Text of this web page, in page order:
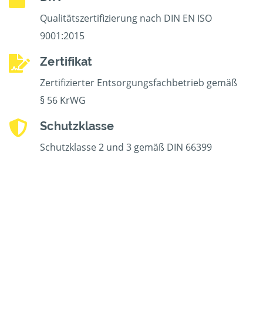
Qualitätszertifizierung nach DIN EN ISO
9001:2015
Zertifikat
Zertifizierter Entsorgungsfachbetrieb gemäß
§ 56 KrWG
Schutzklasse
Schutzklasse 2 und 3 gemäß DIN 66399